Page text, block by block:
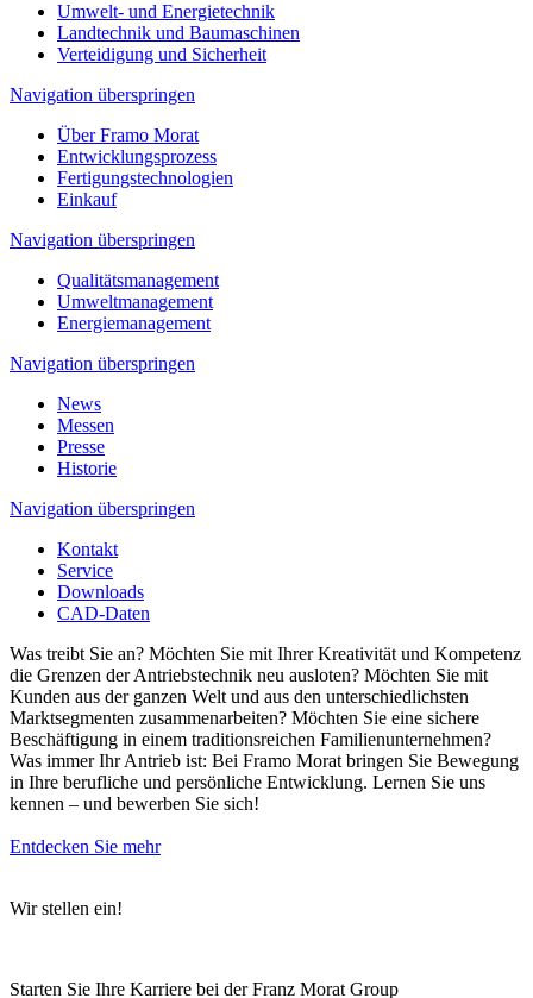
Umwelt- und Energietechnik
Landtechnik und Baumaschinen
Verteidigung und Sicherheit
Navigation überspringen
Über Framo Morat
Entwicklungsprozess
Fertigungstechnologien
Einkauf
Navigation überspringen
Qualitätsmanagement
Umweltmanagement
Energiemanagement
Navigation überspringen
News
Messen
Presse
Historie
Navigation überspringen
Kontakt
Service
Downloads
CAD-Daten
Was treibt Sie an? Möchten Sie mit Ihrer Kreativität und Kompetenz
die Grenzen der Antriebstechnik neu ausloten? Möchten Sie mit
Kunden aus der ganzen Welt und aus den unterschiedlichsten
Marktsegmenten zusammenarbeiten? Möchten Sie eine sichere
Beschäftigung in einem traditionsreichen Familienunternehmen?
Was immer Ihr Antrieb ist: Bei Framo Morat bringen Sie Bewegung
in Ihre berufliche und persönliche Entwicklung. Lernen Sie uns
kennen – und bewerben Sie sich!
Entdecken Sie mehr
Wir stellen ein!
Starten Sie Ihre Karriere bei der Franz Morat Group